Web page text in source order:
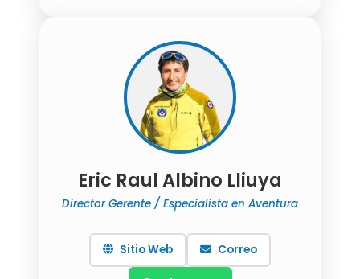
Eric Raul Albino Lliuya
Director Gerente / Especialista en Aventura
Sitio Web Correo